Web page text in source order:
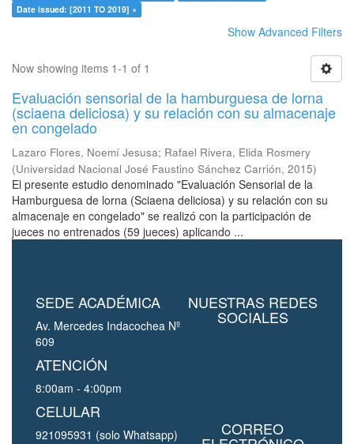
Date issued: [2011 TO 2019] ×
Show Advanced Filters
Now showing items 1-1 of 1
Evaluación sensorial de la hamburguesa de lorna
(sciaena deliciosa) y su relación con su almacenaje
en congelado
Lazaro Flores, Noemí Jesusa; Rafael Rivera, Elida Rosmery
(Universidad Nacional José Faustino Sánchez Carrión, 2015)
El presente estudio denominado "Evaluación Sensorial de la
Hamburguesa de lorna (Sciaena deliciosa) y su relación con su
almacenaje en congelado" se realizó con la participación de
jueces no entrenados (59 jueces) aplicando ...
SEDE ACADÉMICA
Av. Mercedes Indacochea Nº
609
ATENCIÓN
8:00am - 4:00pm
CELULAR
921095931 (solo Whatsapp)
NUESTRAS REDES
SOCIALES
CORREO